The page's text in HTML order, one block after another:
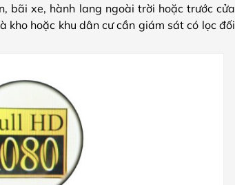
bãi xe, hành lang ngoài trời hoặc trước cửa
hoặc khu dân cư cần giám sát có lọc đối